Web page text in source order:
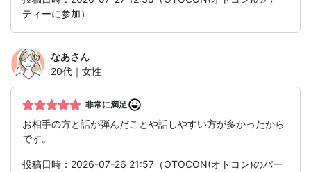
ティーに参加）
なあさん
20代｜女性
非常に満足
お相手の方と話が弾んだことや話しやすい方が多かったから
です。
投稿日時：2026-07-26 21:57（OTOCON(オトコン)のパー